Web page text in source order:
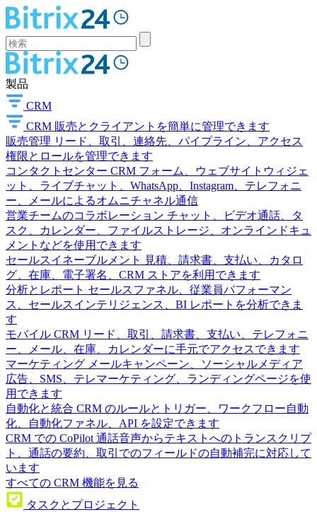
製品
CRM
CRM 販売とクライアントを簡単に管理できます
販売管理 リード、取引、連絡先、パイプライン、アクセス
権限とロールを管理できます
コンタクトセンター CRM フォーム、ウェブサイトウィジェ
ット、ライブチャット、WhatsApp、Instagram、テレフォニ
ー、メールによるオムニチャネル通信
営業チームのコラボレーション チャット、ビデオ通話、タ
スク、カレンダー、ファイルストレージ、オンラインドキュ
メントなどを使用できます
セールスイネーブルメント
見積、請求書、支払い、カタロ
グ、在庫、電子署名、CRM ストアを利用できます
分析とレポート セールスファネル、従業員パフォーマン
ス、セールスインテリジェンス、BI レポートを分析できま
す
モバイル CRM リード、取引、請求書、支払い、テレフォニ
ー、メール、在庫、カレンダーに手元でアクセスできます
マーケティング メールキャンペーン、ソーシャルメディア
広告、SMS、テレマーケティング、ランディングページを使
用できます
自動化と統合 CRM のルールとトリガー、ワークフロー自動
化、自動化ファネル、API を設定できます
CRM での CoPilot 通話音声からテキストへのトランスクリプ
ト、通話の要約、取引でのフィールドの自動補完に対応して
います
すべての CRM 機能を見る
タスクとプロジェクト